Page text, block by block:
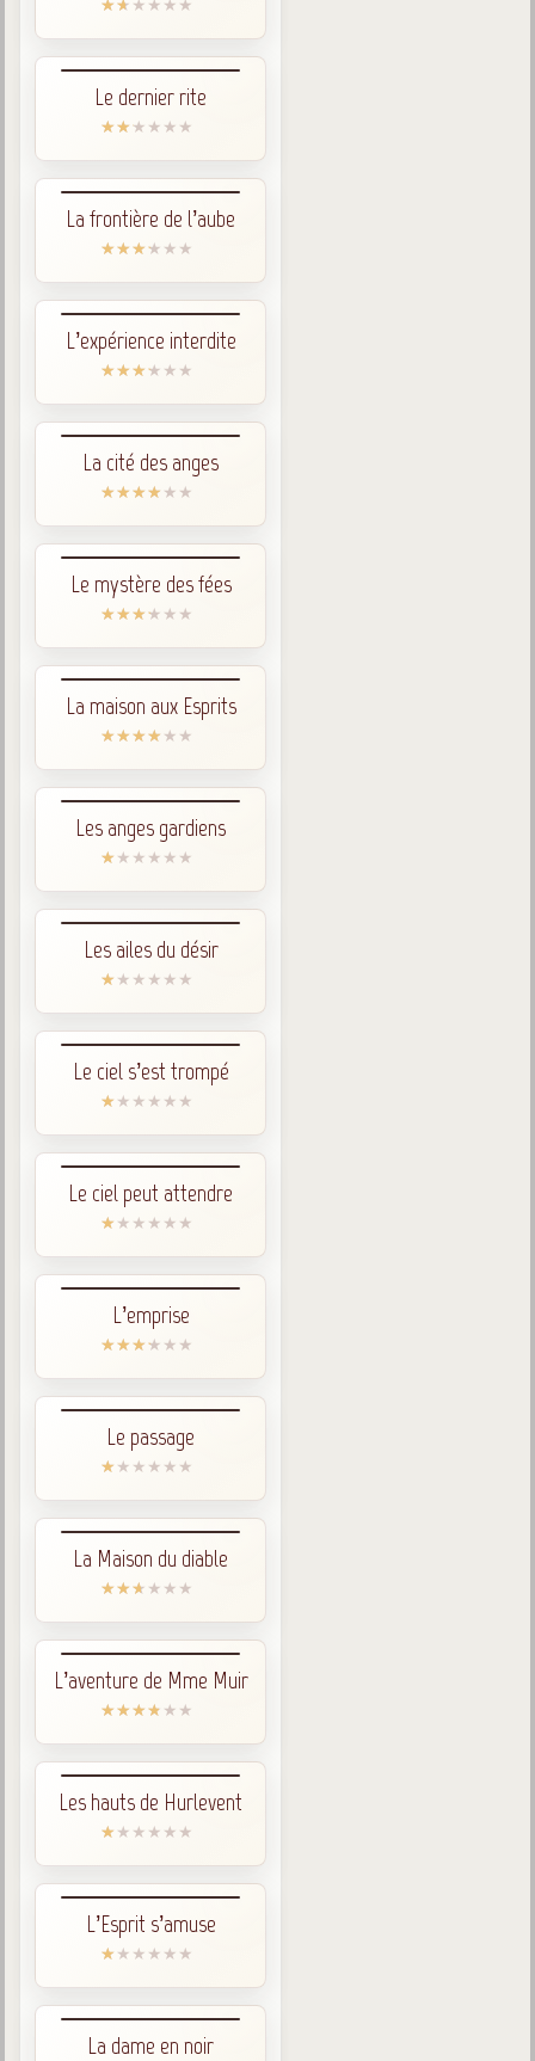
Le dernier rite
La frontière de l’aube
L’expérience interdite
La cité des anges
Le mystère des fées
La maison aux Esprits
Les anges gardiens
Les ailes du désir
Le ciel s’est trompé
Le ciel peut attendre
L’emprise
Le passage
La Maison du diable
L’aventure de Mme Muir
Les hauts de Hurlevent
L’Esprit s’amuse
La dame en noir